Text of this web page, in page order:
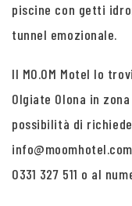
piscine con getti
tunnel emozionale.
Il MO.OM Motel lo
Olgiate Olona in
possibilità di
0331 327 511 o al